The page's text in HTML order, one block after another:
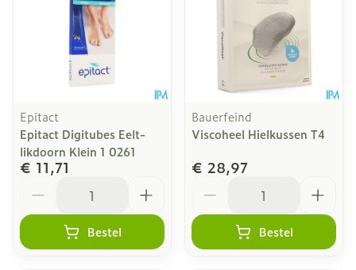
Epitact
Epitact Digitubes Eelt-
likdoorn Klein 1 0261
€ 11,71
Bestel
Bauerfeind
Viscoheel Hielkussen T4
€ 28,97
Bestel